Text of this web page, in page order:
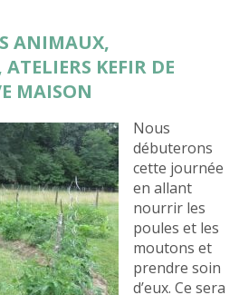
ANIMAUX,
KEFIR DE
MAISON
Nous
débuterons
cette journée
en allant
nourrir les
poules et les
moutons et
prendre soin
d’eux. Ce sera